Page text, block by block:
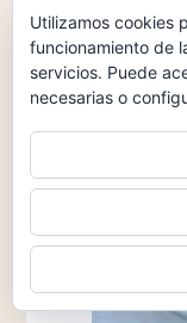
Utilizamos cookies
funcionamiento de
servicios. Puede
necesarias o